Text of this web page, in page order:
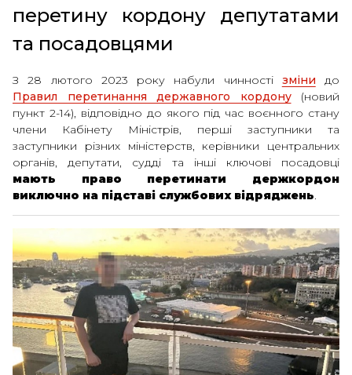
перетину кордону депутатами
та посадовцями
З 28 лютого 2023 року набули чинності зміни до
Правил перетинання державного кордону(новий
пункт 2-14), відповідно до якого під час воєнного стану
члени Кабінету Міністрів, перші заступники та
заступники різних міністерств, керівники центральних
органів, депутати, судді та інші ключові посадовці
мають право перетинати держкордон
виключно на підставі службових відряджень.